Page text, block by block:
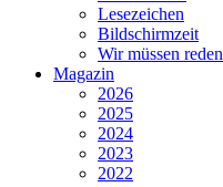
Lesezeichen
Bildschirmzeit
Wir müssen reden
Magazin
2026
2025
2024
2023
2022